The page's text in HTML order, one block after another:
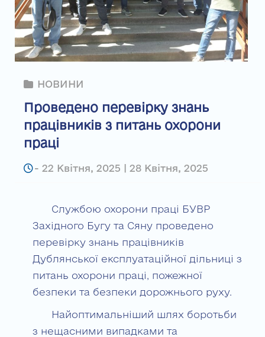
НОВИНИ
Проведено перевірку знань
працівників з питань охорони
праці
- 22 Квітня, 2025 | 28 Квітня, 2025
Службою охорони праці БУВР
Західного Бугу та Сяну проведено
перевірку знань працівників
Дублянської експлуатаційної дільниці з
питань охорони праці, пожежної
безпеки та безпеки дорожнього руху.
Найоптимальніший шлях боротьби
з нещасними випадками та